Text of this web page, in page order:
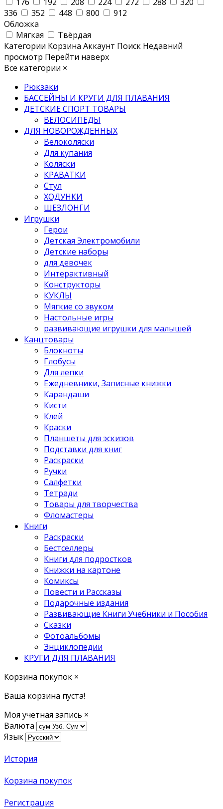
176 192 208 224 272 288
320
336
352 448 800
912
Обложка
Мягкая
Твёрдая
Категории Корзина Аккаунт Поиск Недавний
просмотр Перейти наверх
Все категории ×
Рюкзаки
БАССЕЙНЫ И КРУГИ ДЛЯ ПЛАВАНИЯ
ДЕТСКИЕ СПОРТ ТОВАРЫ
ВЕЛОСИПЕДЫ
ДЛЯ НОВОРОЖДЕННЫХ
Велоколяски
Для купания
Коляски
КРАВАТКИ
Стул
ХОДУНКИ
ШЕЗЛОНГИ
Игрушки
Герои
Детская Электромобили
Детские наборы
для девочек
Интерактивный
Конструкторы
КУКЛЫ
Мягкие со звуком
Настольные игры
развивающие игрушки для малышей
Канцтовары
Блокноты
Глобусы
Для лепки
Ежедневники, Записные книжки
Карандаши
Кисти
Клей
Краски
Планшеты для эскизов
Подставки для книг
Раскраски
Ручки
Салфетки
Тетради
Товары для творчества
Фломастеры
Книги
Раскраски
Бестселлеры
Книги для подростков
Книжки на картоне
Комиксы
Повести и Рассказы
Подарочные издания
Развивающие Книги Учебники и Пособия
Сказки
Фотоальбомы
Энциклопедии
КРУГИ ДЛЯ ПЛАВАНИЯ
Корзина покупок ×
Ваша корзина пуста!
Моя учетная запись ×
Валюта
Язык
История
Корзина покупок
Регистрация